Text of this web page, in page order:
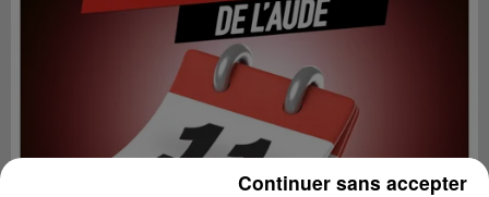
Continuer sans accepter